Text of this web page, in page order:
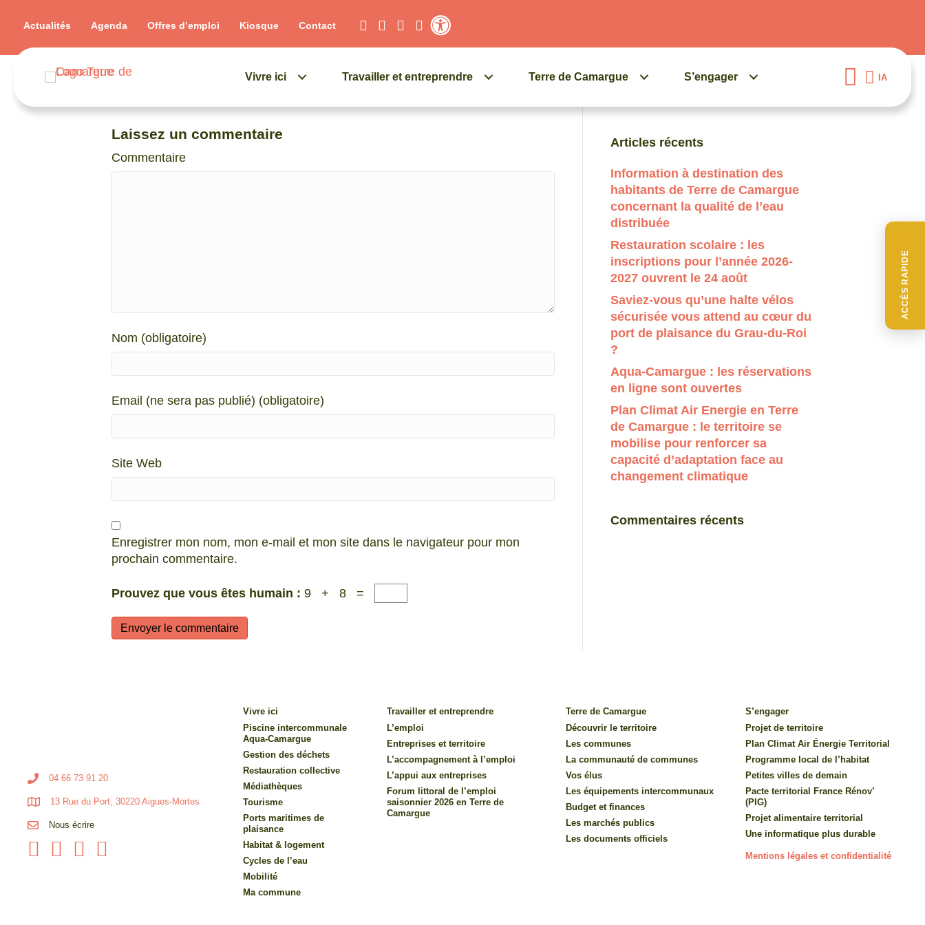
ACCÈS RAPIDE
Actualités Agenda Offres d’emploi Kiosque
Contact
Vivre ici Travailler et entreprendre Terre de Camargue S’engager IA
Laissez un commentaire
Commentaire
Nom (obligatoire)
Email (ne sera pas publié) (obligatoire)
Site Web
Enregistrer mon nom, mon e-mail et mon site dans le navigateur pour mon
prochain commentaire.
Prouvez que vous êtes humain : 9 + 8 =
Quand les résultats de l'auto-complétion sont
Articles récents
Information à destination des
habitants de Terre de Camargue
concernant la qualité de l’eau
distribuée
Restauration scolaire : les
inscriptions pour l’année 2026-
2027 ouvrent le 24 août
Saviez-vous qu’une halte vélos
sécurisée vous attend au cœur du
port de plaisance du Grau-du-Roi
?
Aqua-Camargue : les réservations
en ligne sont ouvertes
Plan Climat Air Energie en Terre
de Camargue : le territoire se
mobilise pour renforcer sa
capacité d’adaptation face au
changement climatique
Commentaires récents
04 66 73 91 20
13 Rue du Port, 30220 Aigues-Mortes
Nous écrire
Vivre ici
Piscine intercommunale
Aqua-Camargue
Gestion des déchets
Restauration collective
Médiathèques
Tourisme
Ports maritimes de
plaisance
Habitat & logement
Cycles de l’eau
Mobilité
Ma commune
Travailler et entreprendre
L’emploi
Entreprises et territoire
L’accompagnement à l’emploi
L’appui aux entreprises
Forum littoral de l’emploi
saisonnier 2026 en Terre de
Camargue
Terre de Camargue
Découvrir le territoire
Les communes
La communauté de communes
Vos élus
Les équipements intercommunaux
Budget et finances
Les marchés publics
Les documents officiels
S’engager
Projet de territoire
Plan Climat Air Énergie Territorial
Programme local de l’habitat
Petites villes de demain
Pacte territorial France Rénov’
(PIG)
Projet alimentaire territorial
Une informatique plus durable
Mentions légales et confidentialité